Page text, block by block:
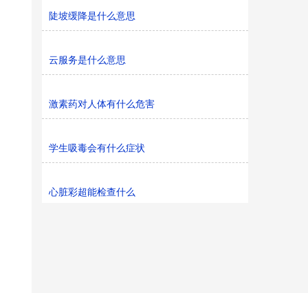
陡坡缓降是什么意思
云服务是什么意思
激素药对人体有什么危害
学生吸毒会有什么症状
心脏彩超能检查什么